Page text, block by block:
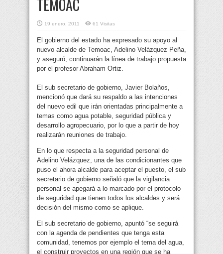
TEMOAC
19 enero, 2011 61 Visitas
El gobierno del estado ha expresado su apoyo al
nuevo alcalde de Temoac, Adelino Velázquez Peña,
y aseguró, continuarán la línea de trabajo propuesta
por el profesor Abraham Ortiz.
El sub secretario de gobierno, Javier Bolaños,
mencionó que dará su respaldo a las intenciones
del nuevo edil que irán orientadas principalmente a
temas como agua potable, seguridad pública y
desarrollo agropecuario, por lo que a partir de hoy
realizarán reuniones de trabajo.
En lo que respecta a la seguridad personal de
Adelino Velázquez, una de las condicionantes que
puso el ahora alcalde para aceptar el puesto, el sub
secretario de gobierno señaló que la vigilancia
personal se apegará a lo marcado por el protocolo
de seguridad que tienen todos los alcaldes y será
decisión del mismo como se aplique.
El sub secretario de gobierno, apuntó “se seguirá
con la agenda de pendientes que tenga esta
comunidad, tenemos por ejemplo el tema del agua,
el construir proyectos en una región que se ha